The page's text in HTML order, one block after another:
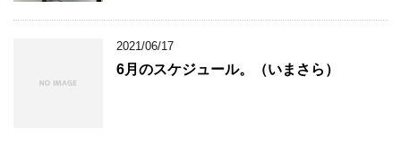
2021/06/17
6月のスケジュール。（いまさら）